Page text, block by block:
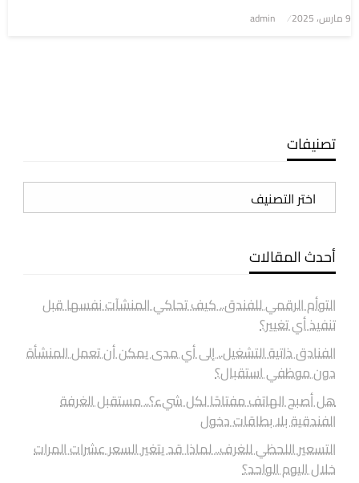
نُشر
9 مارس، 2025 admin
تصنيفات
تصنيفات
أحدث المقالات
التوأم الرقمي للفندق.. كيف تحاكي المنشآت نفسها قبل
تنفيذ أي تغيير؟
الفنادق ذاتية التشغيل.. إلى أي مدى يمكن أن تعمل المنشأة
دون موظفي استقبال؟
هل أصبح الهاتف مفتاحًا لكل شيء؟.. مستقبل الغرفة
الفندقية بلا بطاقات دخول
التسعير اللحظي للغرف.. لماذا قد يتغير السعر عشرات المرات
خلال اليوم الواحد؟